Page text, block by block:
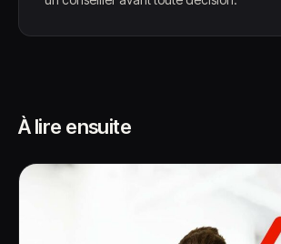
À lire ensuite